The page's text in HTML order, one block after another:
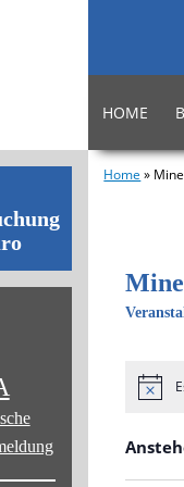
HOME
Home »
Hinweis